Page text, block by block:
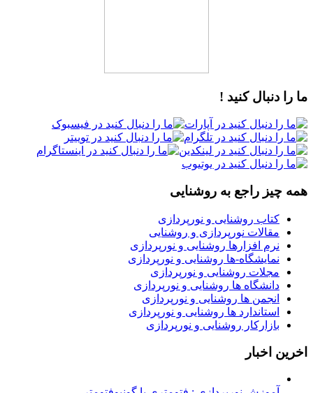
ما را دنبال کنید !
همه چیز راجع به روشنایی
کتاب روشنایی و نورپردازی
مقالات نورپردازی و روشنایی
نرم افزارها روشنایی و نورپردازی
نمایشگاه-ها روشنایی و نورپردازی
مجلات روشنایی و نورپردازی
دانشگاه ها روشنایی و نورپردازی
انجمن ها روشنایی و نورپردازی
استاندارد ها روشنایی و نورپردازی
بازارکار روشنایی و نورپردازی
اخرین اخبار